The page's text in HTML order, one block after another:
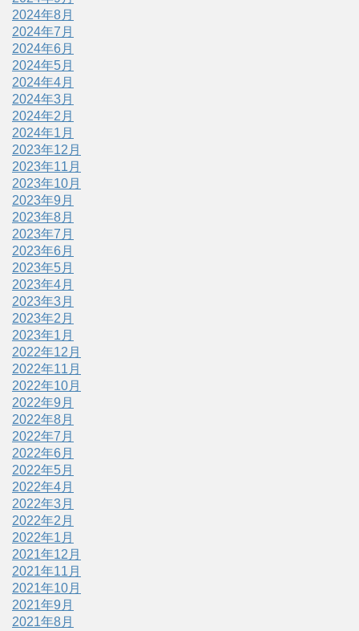
2024年8月
2024年7月
2024年6月
2024年5月
2024年4月
2024年3月
2024年2月
2024年1月
2023年12月
2023年11月
2023年10月
2023年9月
2023年8月
2023年7月
2023年6月
2023年5月
2023年4月
2023年3月
2023年2月
2023年1月
2022年12月
2022年11月
2022年10月
2022年9月
2022年8月
2022年7月
2022年6月
2022年5月
2022年4月
2022年3月
2022年2月
2022年1月
2021年12月
2021年11月
2021年10月
2021年9月
2021年8月